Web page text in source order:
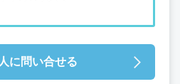
に問い合せる